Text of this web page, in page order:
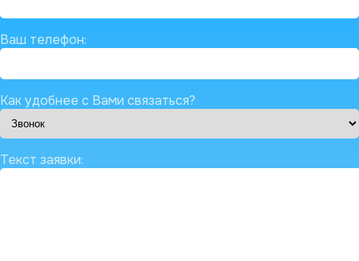
Ваш телефон:
Как удобнее с Вами связаться?
Текст заявки: